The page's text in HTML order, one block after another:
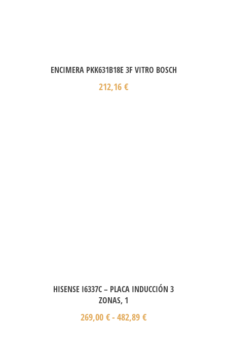
ENCIMERA PKK631B18E 3F VITRO BOSCH
212,16 €
HISENSE I6337C – PLACA INDUCCIÓN 3
ZONAS, 1
269,00 €- 482,89 €